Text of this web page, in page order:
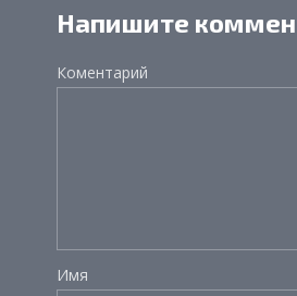
Напишите
Коментарий
Имя